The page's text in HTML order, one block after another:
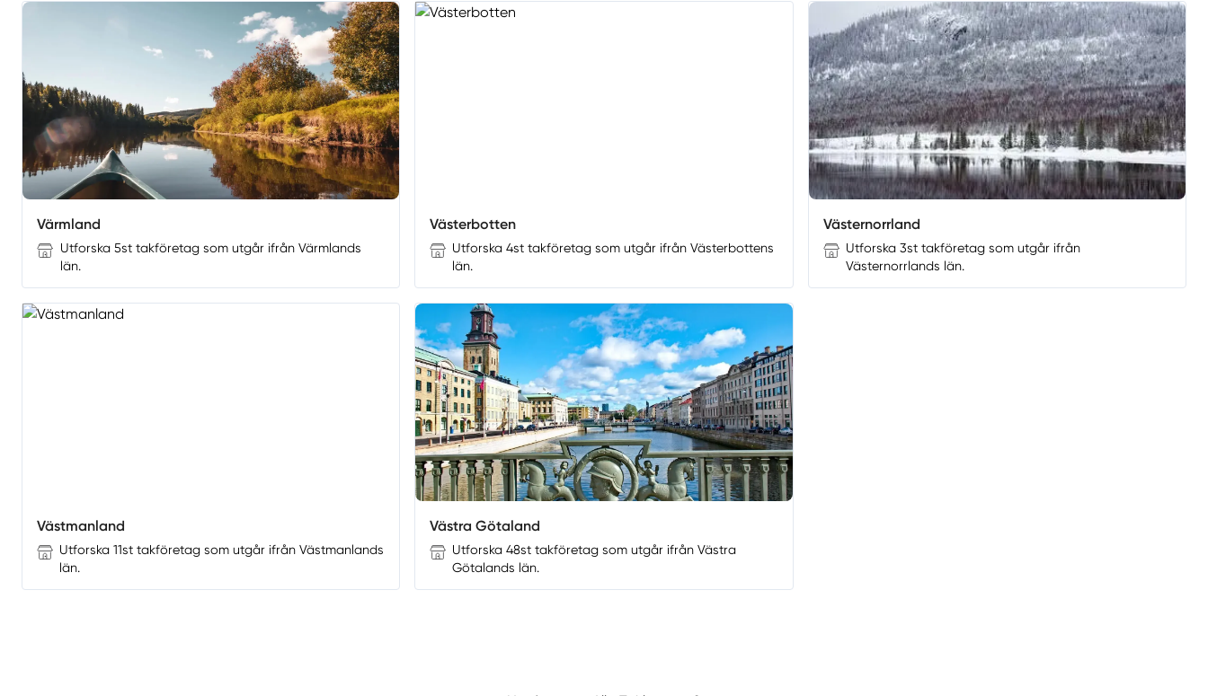
Värmland
Utforska 5st takföretag som utgår ifrån Värmlands
län.
Västerbotten
Utforska 4st takföretag som utgår ifrån Västerbottens
län.
Västernorrland
Utforska 3st takföretag som utgår ifrån
Västernorrlands län.
Västmanland
Utforska 11st takföretag som utgår ifrån Västmanlands
län.
Västra Götaland
Utforska 48st takföretag som utgår ifrån Västra
Götalands län.